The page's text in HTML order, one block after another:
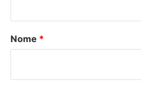
rNome *